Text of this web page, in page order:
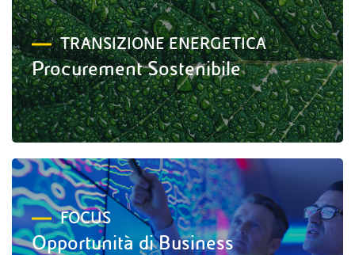
TRANSIZIONE ENERGETICA
Procurement Sostenibile
FOCUS
Opportunità di Business